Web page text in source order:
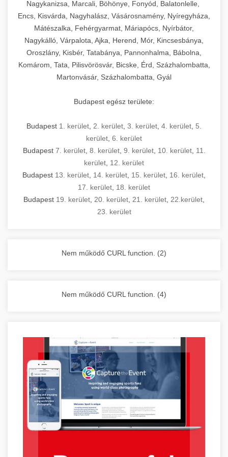
Ipari sütők és gőzpárolók katalógusa -
chef-iparikonyhagepek.hu
berendezések
használatot, miközben megfelel az összes
higiéniai előírásnak.
Ipari hűtőberendezések széles
választéka - chef-iparikonyhagepek.hu
kereskedelmi hűtőegység és hűtőkamra rendszerek
hőmérsékletet és vízminőséget figyelő
rendszerekkel, valamint energiatakarékos
technológiával rendelkeznek. A rozsdamentes
acél konstrukció és a könnyen hozzáférhető
karbantartási pontok biztosítják a hosszú
élettartamot és az egyszerű üzemeltetést.
Ipari mosogatógépek teljes kínálata -
kereskedelmi mosogatógép és tisztítóberendezések
tisztíthatók, szétszerelhetők és karbantarthatók,
megfelelnek az összes élelmiszer-biztonsági
előírásnak. Különböző teljesítményű modellek
állnak rendelkezésre asztali és állványos
kivitelben, az egyedi igények és a
feldolgozandó mennyiségek függvényében.
Biztonságos kezelést biztosító védőburkolatok
számára.
Sajtreszelő gépek szakmai választéka -
chef-iparikonyhagepek.hu
kereskedelmi sajtreszelő és aprítógépek
berendezést magában foglal, amely szükséges
egy modern, hatékonyan működő
kereskedelmi konyha komplett felszereléséhez
és működtetéséhez. Az alapvető
főzőberendezésektől (tűzhelyek, sütők,
grillsütők, frittőzök) kezdve a speciális
feldolgozógépeken (szeletelők, aprítók,
kiegészítő eszközökig mindent egy helyen
megtalál. Szakértő tanácsadóink segítenek a
megfelelő berendezések kiválasztásában, a
konyha optimális elrendezésének
megtervezésében, valamint a telepítés és az
üzembe helyezés koordinálásában. Hosszú távú
garancia, gyors szerviz és folyamatos műszaki
támogatás biztosítja az Ön nyugalmát és
Nagykonyhai berendezések komplett
Nagykanizsa, Marcali, Böhönye, Fonyód, Balatonlelle,
Encs, Kisvárda, Nagyhalász, Vásárosnamény, Nyíregyháza,
Mátészalka, Fehérgyarmat, Máriapócs, Nyírbátor,
Nagykálló, Várpalota, Ajka, Herend, Mór, Kincsesbánya,
Oroszlány, Kisbér, Tatabánya, Pannonhalma, Bábolna,
Komárom, Tata, Pilisvörösvár, Bicske, Érd, Százhalombatta,
Martonvásár, Százhalombatta, Gyál
Budapest egész területe:
Budapest 1. kerület 2. kerület 3. kerület 4. kerület 5.
kerület 6. kerület
Budapest 7. kerület, 8. kerület, 9. kerület, 10. kerület, 11.
kerület 12. kerület
Budapest 13. kerület 14. kerület 15. kerület 16. kerület
17. kerület 18. kerület
Budapest 19. kerület 20. kerület 21. kerület 22.kerület
23. kerület
Nem működő CURL function. (2)
Nem működő CURL function. (4)